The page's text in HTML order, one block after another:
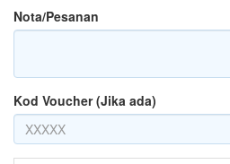
Nota/Pesanan
Kod Voucher (Jika ada)